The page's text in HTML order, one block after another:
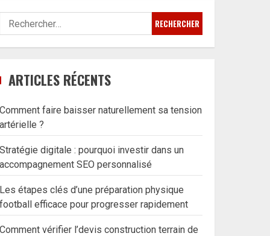
Rechercher :
ARTICLES RÉCENTS
Comment faire baisser naturellement sa tension
artérielle ?
Stratégie digitale : pourquoi investir dans un
accompagnement SEO personnalisé
Les étapes clés d’une préparation physique
football efficace pour progresser rapidement
Comment vérifier l’devis construction terrain de